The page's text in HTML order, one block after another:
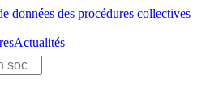
données des procédures collectives
Actualités